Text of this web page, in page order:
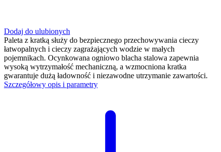
Dodaj do ulubionych
Paleta z kratką służy do bezpiecznego przechowywania cieczy
łatwopalnych i cieczy zagrażających wodzie w małych
pojemnikach. Ocynkowana ogniowo blacha stalowa zapewnia
wysoką wytrzymałość mechaniczną, a wzmocniona kratka
gwarantuje dużą ładowność i niezawodne utrzymanie zawartości.
Szczegółowy opis i parametry